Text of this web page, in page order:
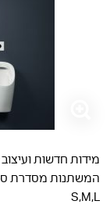
מידות חדשות
המשתנות מסדרת
S,M,L